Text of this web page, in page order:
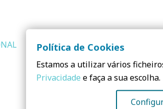
Política de Cookies
Estamos a utilizar vários
Privacidade e faça a sua escolha.